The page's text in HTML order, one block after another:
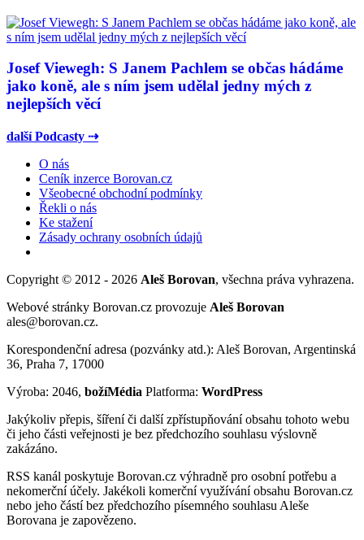
Josef Viewegh: S Janem Pachlem se občas hádáme
jako koně, ale s ním jsem udělal jedny mých z
nejlepších věcí
další Podcasty ⇢
O nás
Ceník inzerce Borovan.cz
Všeobecné obchodní podmínky
Řekli o nás
Ke stažení
Zásady ochrany osobních údajů
Copyright © 2012 - 2026 Aleš Borovan, všechna práva vyhrazena.
Webové stránky Borovan.cz provozuje Aleš Borovan
ales@borovan.cz.
Korespondenční adresa (pozvánky atd.): Aleš Borovan, Argentinská
36, Praha 7, 17000
Výroba: 2046, božíMédia Platforma: WordPress
Jakýkoliv přepis, šíření či další zpřístupňování obsahu tohoto webu
či jeho části veřejnosti je bez předchozího souhlasu výslovně
zakázáno.
RSS kanál poskytuje Borovan.cz výhradně pro osobní potřebu a
nekomerční účely. Jakékoli komerční využívání obsahu Borovan.cz
nebo jeho částí bez předchozího písemného souhlasu Aleše
Borovana je zapovězeno.